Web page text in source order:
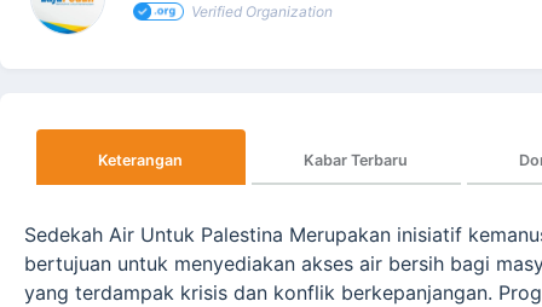
Verified Organization
Keterangan Kabar Terbaru
Sedekah Air Untuk Palestina Merupakan inisiatif
bertujuan untuk menyediakan akses air bersih bagi
yang terdampak krisis dan konflik berkepanjangan.